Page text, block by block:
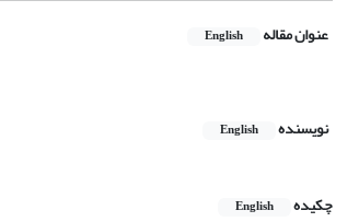
عنوان مقاله English
نویسنده English
چکیده
English